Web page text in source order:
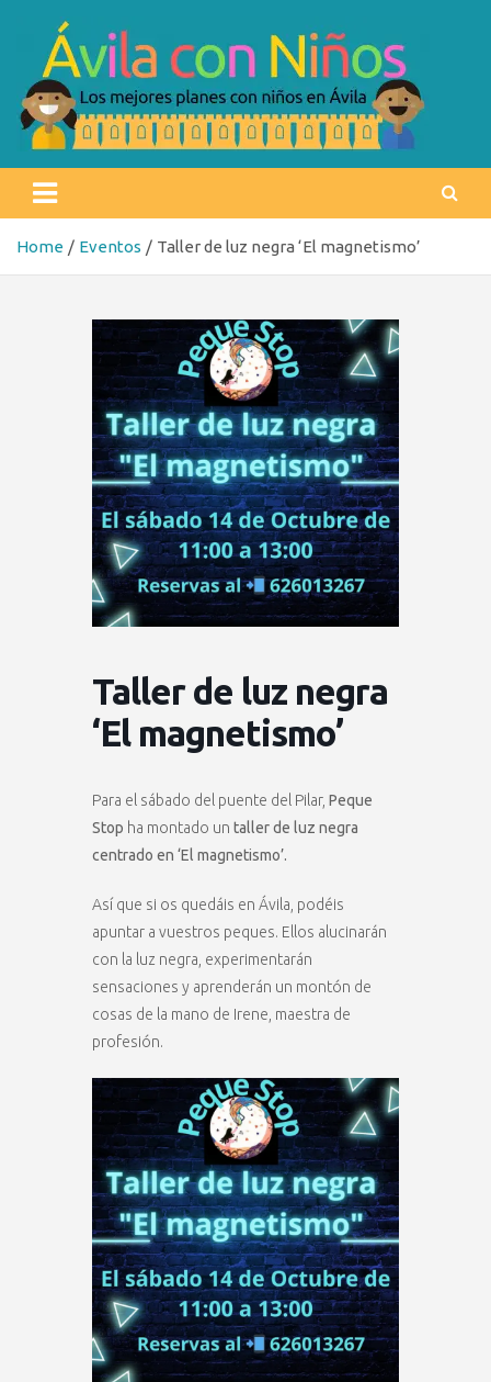
content
Ávila con niños
Home Eventos Taller de luz negra ‘El magnetismo’
Taller de luz negra
‘El magnetismo’
Para el sábado del puente del Pilar, Peque
Stop ha montado un taller de luz negra
centrado en ‘El magnetismo’.
Así que si os quedáis en Ávila, podéis
apuntar a vuestros peques. Ellos alucinarán
con la luz negra, experimentarán
sensaciones y aprenderán un montón de
cosas de la mano de Irene, maestra de
profesión.